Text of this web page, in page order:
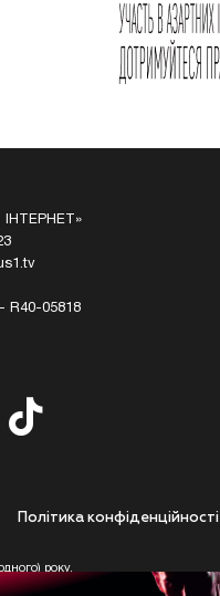
ІНТЕРНЕТ»
- R40-05818
Полiтика конфiденцiйностi
року.
що досяг 21-річного віку.